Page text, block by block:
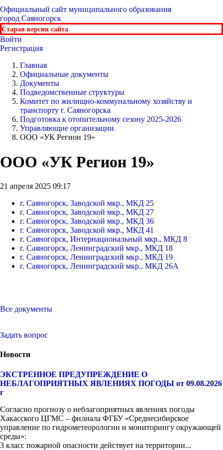
Официальный сайт муниципального образования
город Саяногорск
Старая версия сайта
Войти
Регистрация
Главная
Официальные документы
Документы
Подведомственные структуры
Комитет по жилищно-коммунальному хозяйству и
транспорту г. Саяногорска
Подготовка к отопительному сезону 2025-2026
Управляющие организации
ООО «УК Регион 19»
ООО «УК Регион 19»
21 апреля 2025 09:17
г. Саяногорск, Заводской мкр., МКД 25
г. Саяногорск, Заводской мкр., МКД 27
г. Саяногорск, Заводской мкр., МКД 36
г. Саяногорск, Заводской мкр., МКД 41
г. Саяногорск, Интернациональный мкр., МКД 8
г. Саяногорск, Ленинградский мкр., МКД 18
г. Саяногорск, Ленинградский мкр., МКД 19
г. Саяногорск, Ленинградский мкр., МКД 26А
Все документы
Задать вопрос
Новости
ЭКСТРЕННОЕ ПРЕДУПРЕЖДЕНИЕ О
НЕБЛАГОПРИЯТНЫХ ЯВЛЕНИЯХ ПОГОДЫ от 09.08.2026
г
Согласно прогнозу о неблагоприятных явлениях погоды
Хакасского ЦГМС – филиала ФГБУ «Среднесибирское
управление по гидрометеорологии и мониторингу окружающей
среды»:
3 класс пожарной опасности действует на территории...